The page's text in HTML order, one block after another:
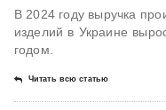
В 2024 году выручка
изделий в Украине
годом.
Читать всю статью